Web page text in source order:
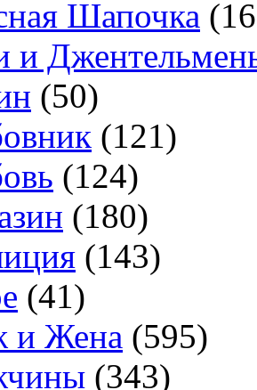
Шапочка
и
(50)
(121)
(124)
(180)
(143)
(41)
и Жена (595)
(343)